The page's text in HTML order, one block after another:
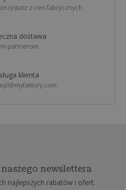
z cen fabrycznych
dostawa
partnerom
klienta
newslettera
najlepszych rabatów i ofert.